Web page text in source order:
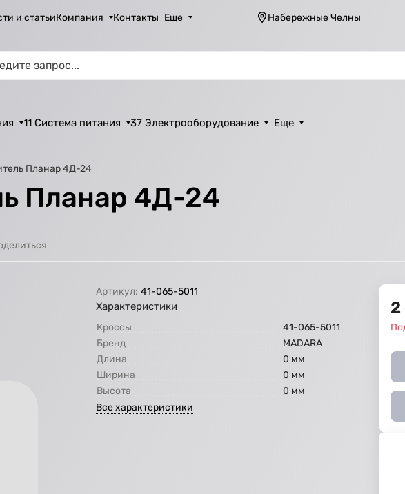
и статьиКомпания Контакты Еще Набережные Челны
11 Система питания 37 Электрооборудование Еще
Планар 4Д-24
Планар 4Д-24
Артикул: 41-065-5011
Характеристики
Кроссы
41-065-5011
Бренд
МАDARA
Длина
0 мм
Ширина
0 мм
Высота
0 мм
Все характеристики
2